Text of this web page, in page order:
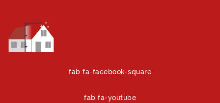
fab fa-facebook-square
fab fa-youtube